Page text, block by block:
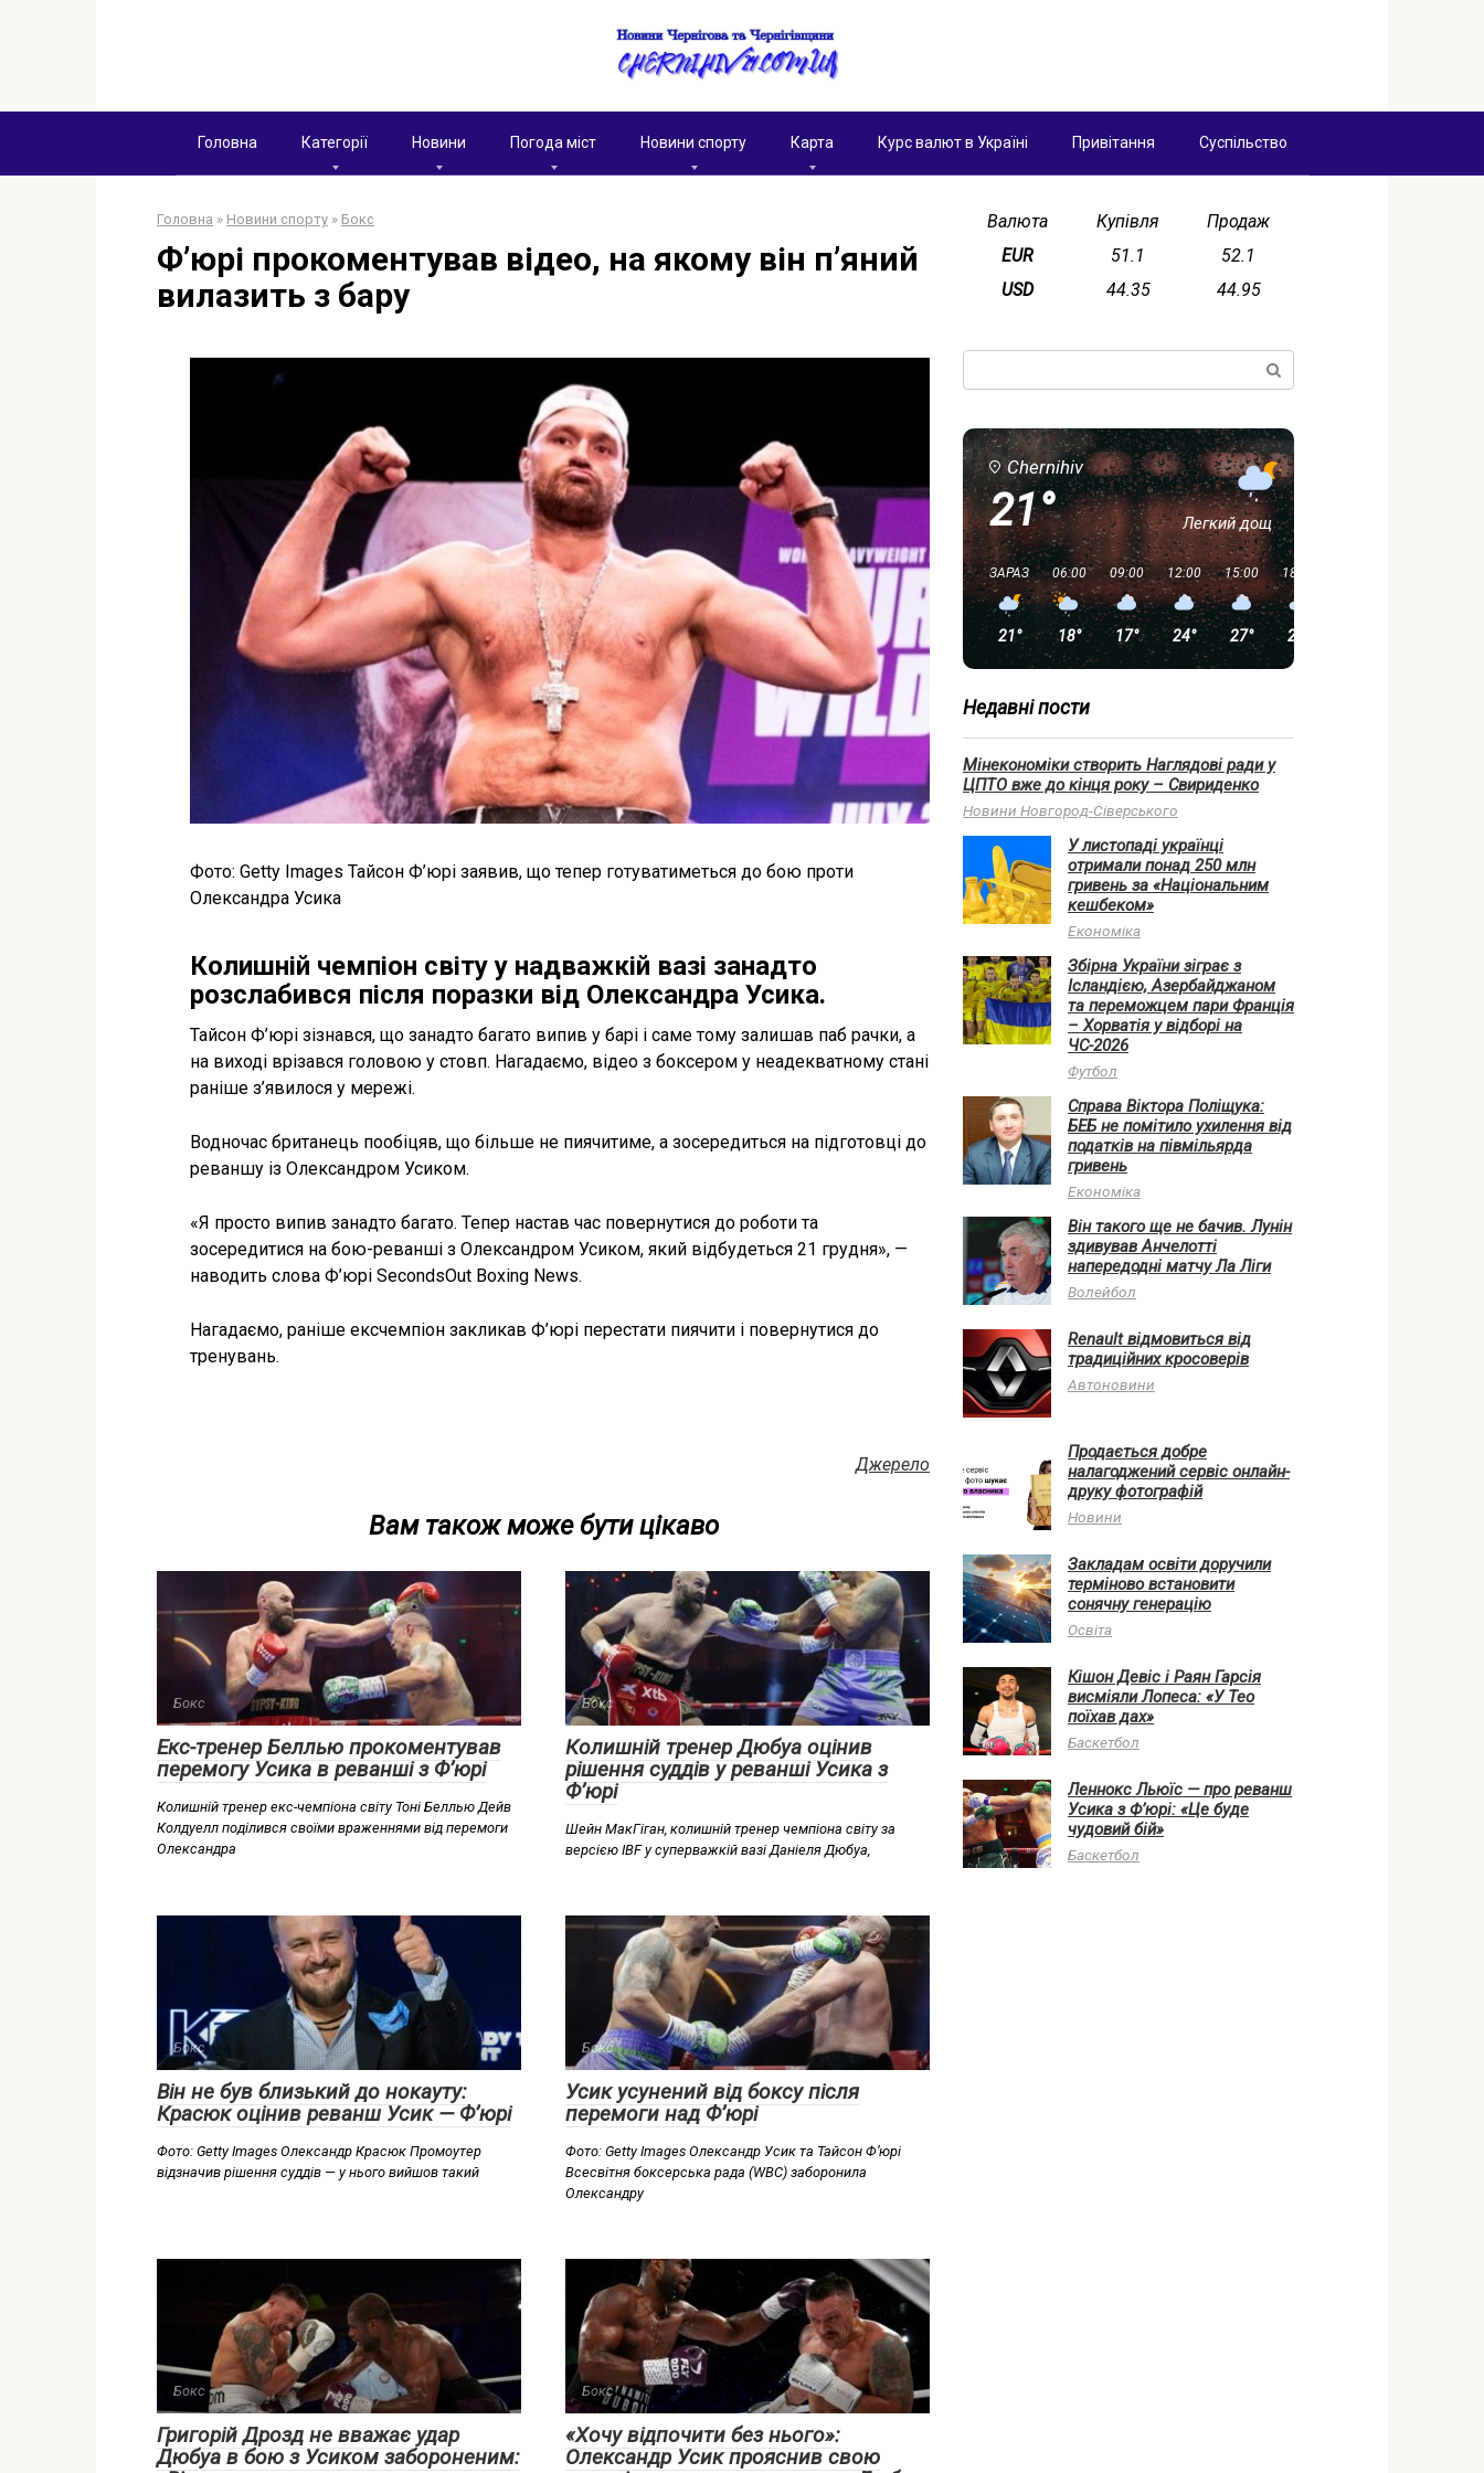
Головна Категорії Новини Погода міст Новини спорту Карта Курс валют в Україні Привітання Суспільство
Головна » Новини спорту » Бокс
Ф’юрі прокоментував відео, на якому він п’яний
вилазить з бару
Фото: Getty Images Тайсон Ф’юрі заявив, що тепер готуватиметься до бою проти
Олександра Усика
Колишній чемпіон світу у надважкій вазі занадто
розслабився після поразки від Олександра Усика.
Тайсон Ф’юрі зізнався, що занадто багато випив у барі і саме тому залишав паб рачки, а
на виході врізався головою у стовп. Нагадаємо, відео з боксером у неадекватному стані
раніше з’явилося у мережі.
Водночас британець пообіцяв, що більше не пиячитиме, а зосередиться на підготовці до
реваншу із Олександром Усиком.
«Я просто випив занадто багато. Тепер настав час повернутися до роботи та
зосередитися на бою-реванші з Олександром Усиком, який відбудеться 21 грудня», —
наводить слова Ф’юрі SecondsOut Boxing News.
Нагадаємо, раніше ексчемпіон закликав Ф’юрі перестати пиячити і повернутися до
тренувань.
Джерело
Вам також може бути цікаво
Бокс
Екс-тренер Беллью прокоментував
перемогу Усика в реванші з Ф’юрі
Колишній тренер екс-чемпіона світу Тоні Беллью Дейв
Колдуелл поділився своїми враженнями від перемоги
Олександра
Бокс
Колишній тренер Дюбуа оцінив
рішення суддів у реванші Усика з
Ф’юрі
Шейн МакГіган, колишній тренер чемпіона світу за
версією IBF у суперважкій вазі Даніеля Дюбуа,
Бокс
Він не був близький до нокауту:
Красюк оцінив реванш Усик — Ф’юрі
Фото: Getty Images Олександр Красюк Промоутер
відзначив рішення суддів — у нього вийшов такий
Бокс
Усик усунений від боксу після
перемоги над Ф’юрі
Фото: Getty Images Олександр Усик та Тайсон Ф’юрі
Всесвітня боксерська рада (WBC) заборонила
Олександру
Бокс
Григорій Дрозд не вважає удар
Дюбуа в бою з Усиком забороненим:
Бокс
«Хочу відпочити без нього»:
Олександр Усик прояснив свою
Валюта Купівля
Продаж
EUR
51.1
52.1
USD
44.35 44.95
Chernihiv
21° Легкий дощ
ЗАРАЗ
21°
06:00
18°
09:00
17°
12:00
24°
15:00
27°
18:00
26°
Недавні пости
Мінекономіки створить Наглядові ради у
ЦПТО вже до кінця року – Свириденко
Новини Новгород-Сіверського
У листопаді українці
отримали понад 250 млн
гривень за «Національним
кешбеком»
Економіка
Збірна України зіграє з
Ісландією, Азербайджаном
та переможцем пари Франція
– Хорватія у відборі на
ЧС-2026
Футбол
Справа Віктора Поліщука:
БЕБ не помітило ухилення від
податків на півмільярда
гривень
Економіка
Він такого ще не бачив. Лунін
здивував Анчелотті
напередодні матчу Ла Ліги
Волейбол
Renault відмовиться від
традиційних кросоверів
Автоновини
Продається добре
налагоджений сервіс онлайн-
друку фотографій
Новини
Закладам освіти доручили
терміново встановити
сонячну генерацію
Освіта
Кішон Девіс і Раян Гарсія
висміяли Лопеса: «У Тео
поїхав дах»
Баскетбол
Леннокс Льюїс — про реванш
Усика з Ф’юрі: «Це буде
чудовий бій»
Баскетбол